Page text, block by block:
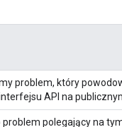
problem, który
API na
problem polegający na